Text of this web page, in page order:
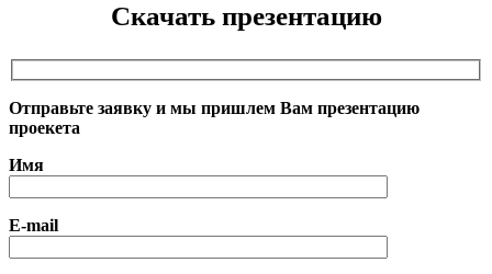
Скачать презентацию
Отправьте заявку и мы пришлем Вам презентацию
проекета
Имя
E-mail